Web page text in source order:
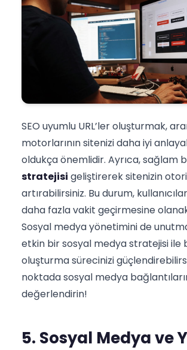
SEO uyumlu URL’ler oluşturmak,
motorlarının sitenizi daha iyi
oldukça önemlidir. Ayrıca, sağlam
stratejisi geliştirerek sitenizin
artırabilirsiniz. Bu durum,
daha fazla vakit geçirmesine
Sosyal medya yönetimini de
etkin bir sosyal medya stratejisi ile
oluşturma sürecinizi
noktada sosyal medya
değerlendirin!
5. Sosyal Medya ve